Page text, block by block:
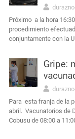
Próximo a la hora
procedimiento
conjuntamente con la
Gripe:
Para esta franja de la
abril. Vacunatorios de
Cobusu de 08:00 a